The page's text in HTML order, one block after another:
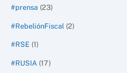
#prensa (23)
#RebeliónFiscal (2)
#RSE (1)
#RUSIA (17)